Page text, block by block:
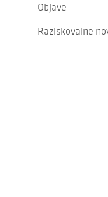
Objave
Raziskovalne